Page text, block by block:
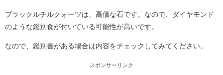
ブラックルチルクォーツは、高価な石です。なので、ダイヤモンド
のような鑑別食が付いている可能性が高いです。
なので、鑑別書がある場合は内容をチェックしてみてください。
スポンサーリンク